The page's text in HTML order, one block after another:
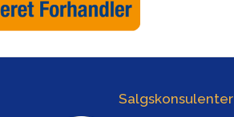
Salgskonsulenter